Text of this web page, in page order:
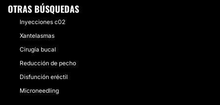
OTRAS BÚSQUEDAS
Inyecciones c02
Xantelasmas
Cirugía bucal
Reducción de pecho
Disfunción eréctil
Microneedling